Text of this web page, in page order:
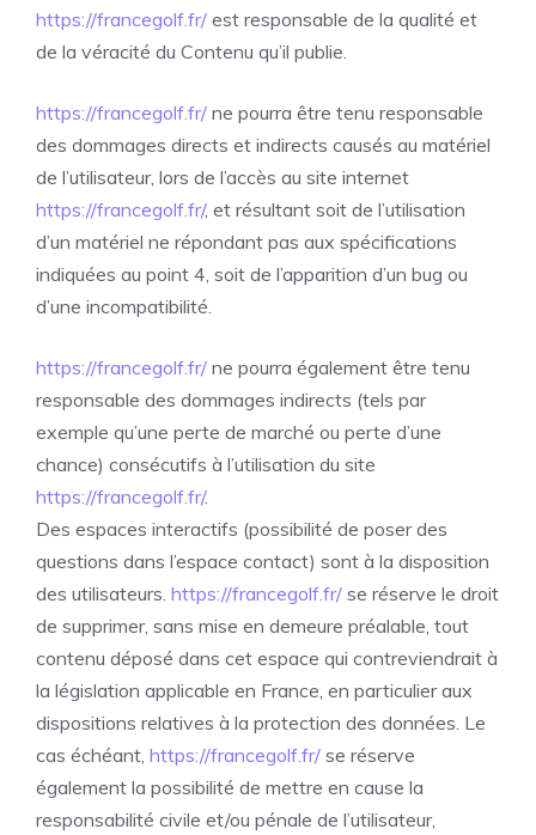
https://francegolf.fr/ est responsable de la qualité et
de la véracité du Contenu qu’il publie.
https://francegolf.fr/ ne pourra être tenu responsable
des dommages directs et indirects causés au matériel
de l’utilisateur, lors de l’accès au site internet
https://francegolf.fr/, et résultant soit de l’utilisation
d’un matériel ne répondant pas aux spécifications
indiquées au point 4, soit de l’apparition d’un bug ou
d’une incompatibilité.
https://francegolf.fr/ ne pourra également être tenu
responsable des dommages indirects (tels par
exemple qu’une perte de marché ou perte d’une
chance) consécutifs à l’utilisation du site
https://francegolf.fr/.
Des espaces interactifs (possibilité de poser des
questions dans l’espace contact) sont à la disposition
des utilisateurs. https://francegolf.fr/ se réserve le droit
de supprimer, sans mise en demeure préalable, tout
contenu déposé dans cet espace qui contreviendrait à
la législation applicable en France, en particulier aux
dispositions relatives à la protection des données. Le
cas échéant, https://francegolf.fr/ se réserve
également la possibilité de mettre en cause la
responsabilité civile et/ou pénale de l’utilisateur,